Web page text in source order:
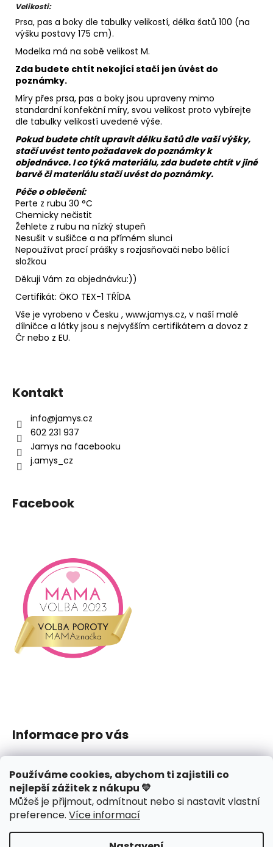
Používáme cookies, abychom ti zajistili co
nejlepší zážitek z nákupu 💛
Můžeš je přijmout, odmítnout nebo si nastavit vlastní
preference. Více informací
Velikosti:
Prsa, pas a boky dle tabulky velikostí, délka šatů 100 (na
výšku postavy 175 cm).
Modelka má na sobě velikost M.
Zda budete chtít nekojící stačí jen úvést do
poznámky.
Míry přes prsa, pas a boky jsou upraveny mimo
standardní konfekční míry, svou velikost proto vybírejte
dle tabulky velikostí uvedené výše.
Pokud budete chtít upravit délku šatů dle vaší výšky,
stačí uvést tento požadavek do poznámky k
objednávce. I co týká materiálu, zda budete chtít v jiné
barvě či materiálu stačí uvést do poznámky.
Péče o oblečení:
Perte z rubu 30 °C
Chemicky nečistit
Žehlete z rubu na nízký stupeň
Nesušit v sušičce a na přímém slunci
Nepoužívat prací prášky s rozjasňovači nebo bělící
složkou
Děkuji Vám za objednávku:))
Certifikát: ÖKO TEX-1 TŘÍDA
Vše je vyrobeno v Česku , www.jamys.cz, v naší malé
dílničce a látky jsou s nejvyšším certifikátem a dovoz z
Čr nebo z EU.
Kontakt
info@jamys.cz
602 231 937
Jamys na facebooku
j.amys_cz
Facebook
Informace pro vás
Jak nakupovat
Obchodní podmínky
Podmínky ochrany osobních údajů
Reklamace či vrácení
Hodnocení obchodu